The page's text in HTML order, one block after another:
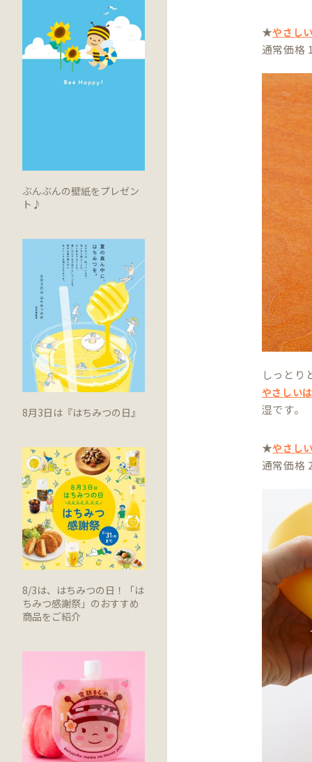
ぶんぶんの壁紙をプレゼン
ト♪
8月3日は『はちみつの日』
8/3は、はちみつの日！「は
ちみつ感謝祭」のおすすめ
商品をご紹介
★やさし
通常価格
しっとり
やさしい
湿です。
★やさし
通常価格